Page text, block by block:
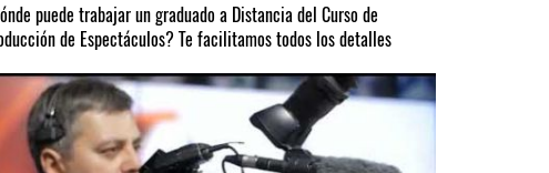
puede trabajar un graduado a Distancia del Curso de
de Espectáculos? Te facilitamos todos los detalles